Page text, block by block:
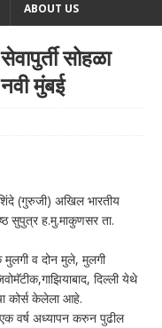
ABOUT US
सोहळा
मुंबई
(गुरुजी) अखिल भारतीय
सुपुत्र ह.मु.माकुणसर ता.
व दोन मुले, मुलगी
दिल्ली येथे
कोर्स केलेला आहे.
वर्ष अध्यापन करुन पुढील